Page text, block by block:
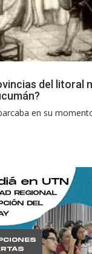
del litoral
en su